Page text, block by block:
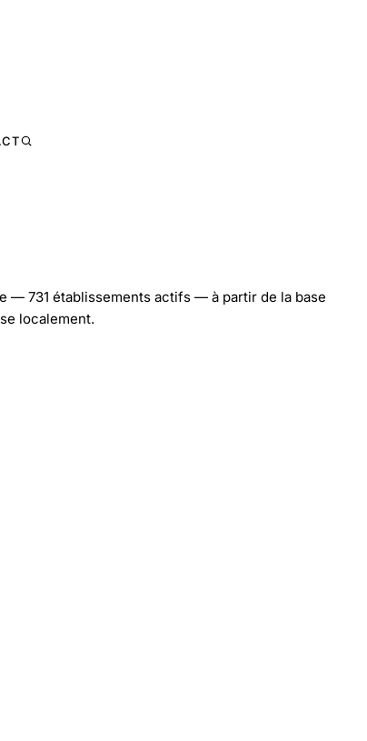
— 731 établissements actifs — à partir de la base
localement.